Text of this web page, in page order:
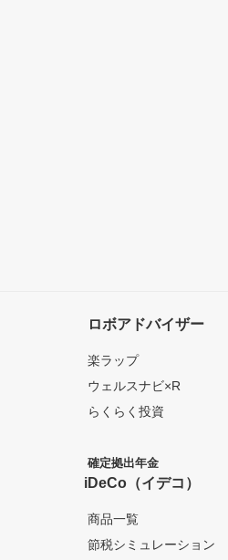
ロボアドバイザー
楽ラップ
ウェルスナビ×R
らくらく投資
確定拠出年金
iDeCo（イデコ）
商品一覧
節税シミュレーション